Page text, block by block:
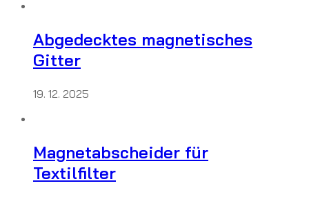
Abgedecktes magnetisches
Gitter
19. 12. 2025
Magnetabscheider für
Textilfilter